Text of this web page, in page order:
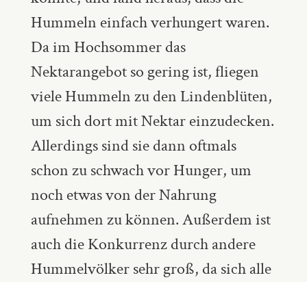
Hummeln einfach verhungert waren.
Da im Hochsommer das
Nektarangebot so gering ist, fliegen
viele Hummeln zu den Lindenblüten,
um sich dort mit Nektar einzudecken.
Allerdings sind sie dann oftmals
schon zu schwach vor Hunger, um
noch etwas von der Nahrung
aufnehmen zu können. Außerdem ist
auch die Konkurrenz durch andere
Hummelvölker sehr groß, da sich alle